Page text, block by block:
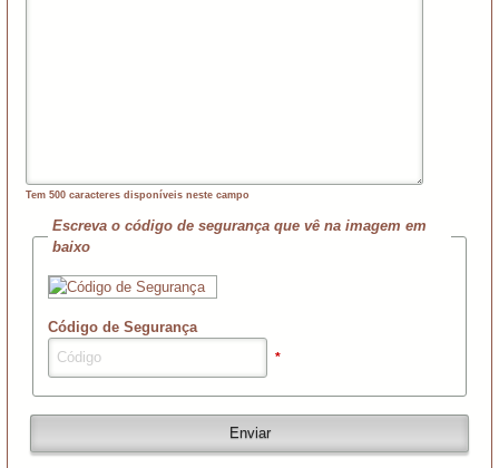
Tem500 caracteres disponíveis neste campo
Escreva o código de segurança que vê na imagem em
baixo
Código de Segurança
*